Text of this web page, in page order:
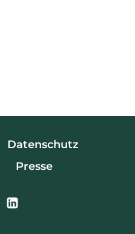
Datenschutz
Presse